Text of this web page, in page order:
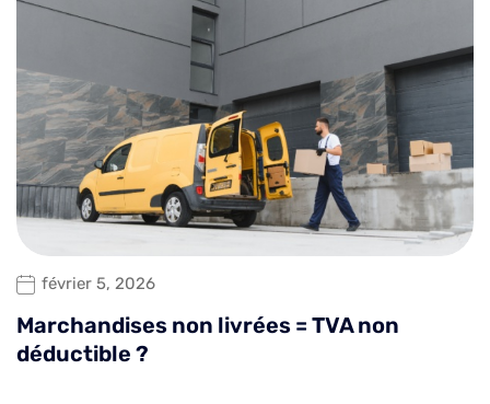
février 5, 2026
Marchandises non livrées = TVA non
déductible ?